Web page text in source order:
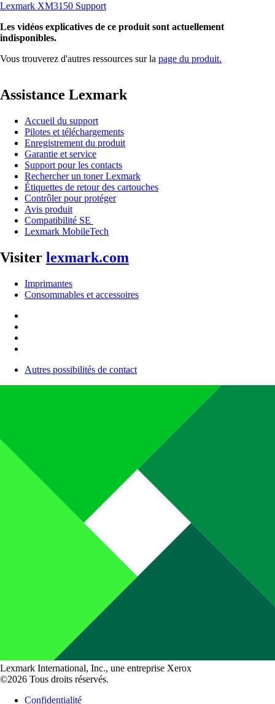
Lexmark XM3150 Support
Les vidéos explicatives de ce produit sont actuellement
indisponibles.
Vous trouverez d'autres ressources sur la page du produit.
Assistance Lexmark
Accueil du support
Pilotes et téléchargements
Enregistrement du produit
Garantie et service
Support pour les contacts
Rechercher un toner Lexmark
Étiquettes de retour des cartouches
Contrôler pour protéger
Avis produit
Compatibilité SE
Lexmark MobileTech
Visiter lexmark.com
Imprimantes
Consommables et accessoires
Autres possibilités de contact
Lexmark International, Inc., une entreprise Xerox
©2026 Tous droits réservés.
Confidentialité